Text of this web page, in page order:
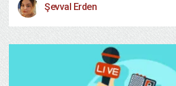
Şevval Erden